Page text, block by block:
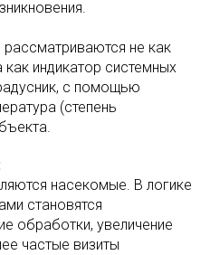
не как
индикатор системных
с помощью
(степень
насекомые. В логике
становятся
обработки, увеличение
частые визиты